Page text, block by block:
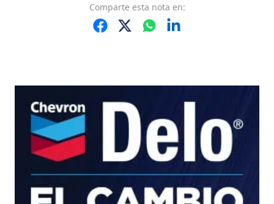
Comparte esta nota en: